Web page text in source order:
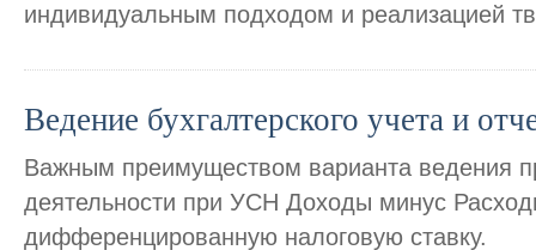
индивидуальным подходом и реализацией
Ведение бухгалтерского учета и
Важным преимуществом варианта ведения
деятельности при УСН Доходы минус
дифференцированную налоговую ставку.